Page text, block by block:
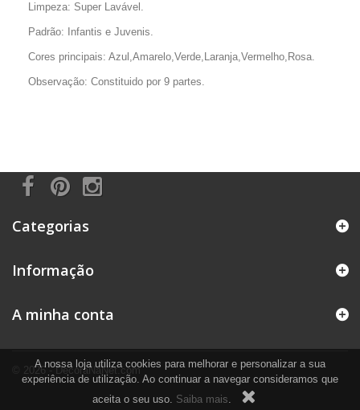
Limpeza: Super Lavável.
Padrão: Infantis e Juvenis.
Cores principais: Azul,Amarelo,Verde,Laranja,Vermelho,Rosa.
Observação: Constituido por 9 partes.
Categorias
Informação
© 2026 - DecoraNaNet.com
A minha conta
A nossa loja utiliza cookies para melhorar e personalizar a sua
experiência de utilização. Ao continuar a navegar consideramos que
aceita o seu uso. Saiba mais.